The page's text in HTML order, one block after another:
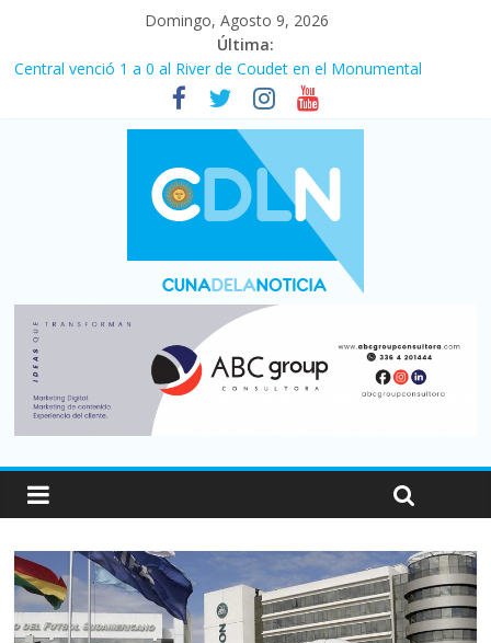
Domingo, Agosto 9, 2026
Última:
Central venció 1 a 0 al River de Coudet en el Monumental
La morosidad alcanzó su nivel más alto en dos décadas y ya
afecta a 400 mil deudores en Santa Fe
Desde que asumió Milei cerraron 41.000 kioscos: el sector
denuncia crisis como en 2001
Vacaciones de invierno con más movimiento y consumo
turístico: 4,6 millones de personas viajaron por el país, un 5,9%
Fuerte caída de la venta de autos usados en julio: bajó un 12,6%